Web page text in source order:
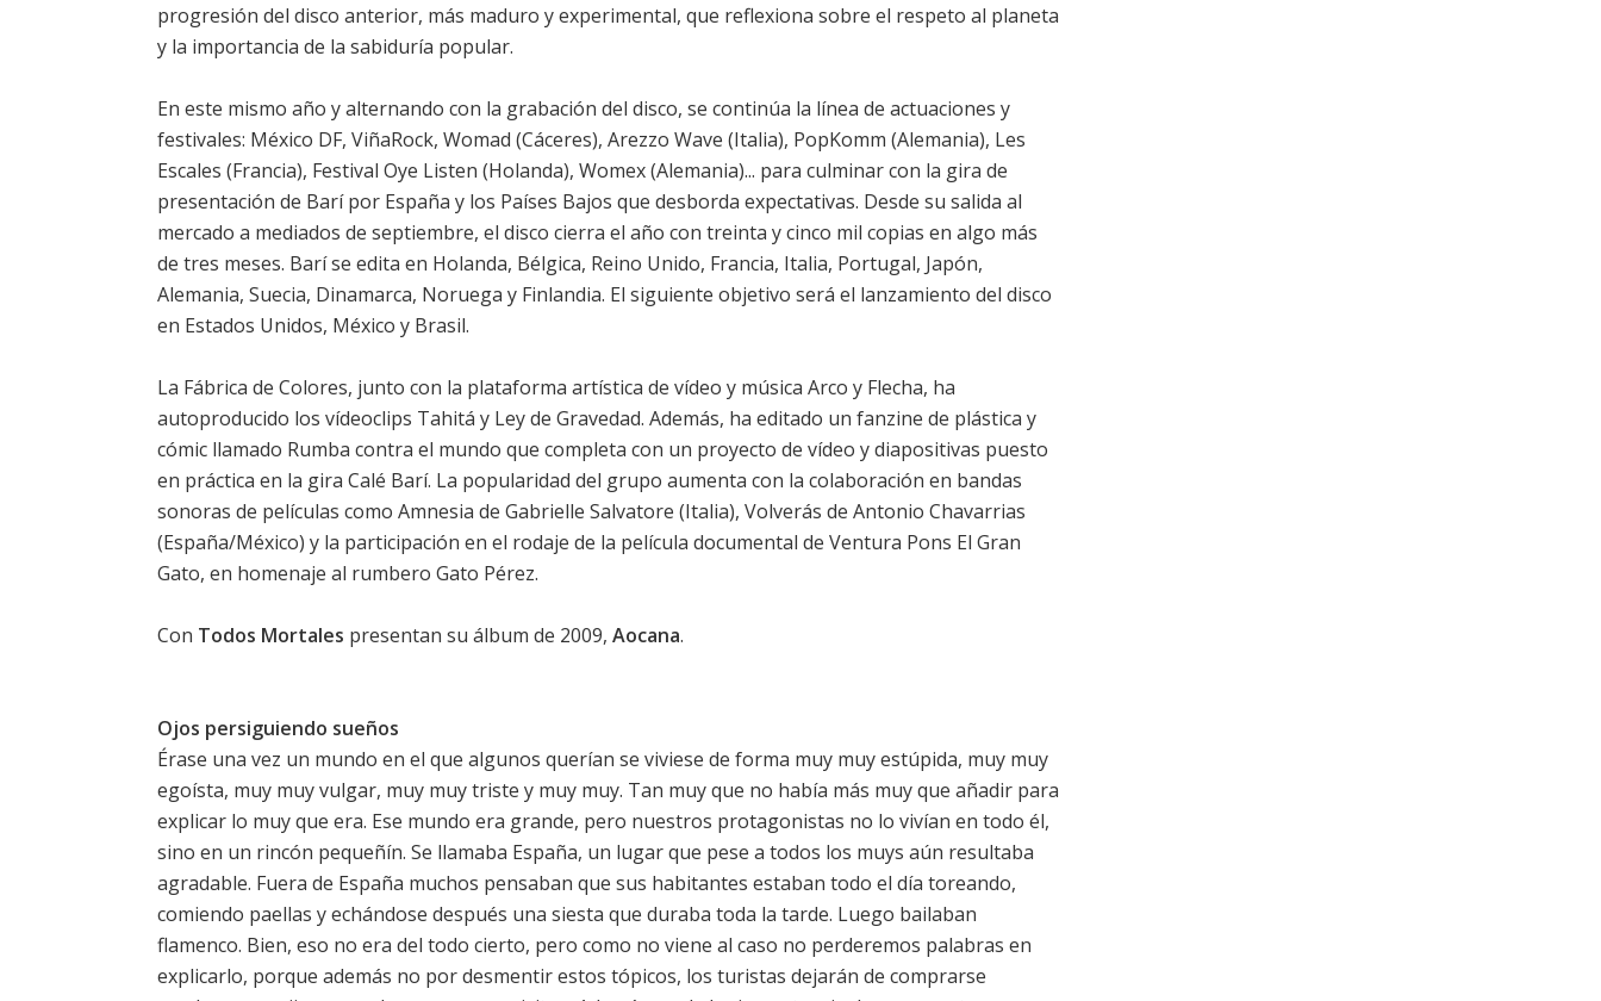
progresión del disco anterior, más maduro y experimental, que reflexiona sobre el respeto al planeta
y la importancia de la sabiduría popular.
En este mismo año y alternando con la grabación del disco, se continúa la línea de actuaciones y
festivales: México DF, ViñaRock, Womad (Cáceres), Arezzo Wave (Italia), PopKomm (Alemania), Les
Escales (Francia), Festival Oye Listen (Holanda), Womex (Alemania)... para culminar con la gira de
presentación de Barí por España y los Países Bajos que desborda expectativas. Desde su salida al
mercado a mediados de septiembre, el disco cierra el año con treinta y cinco mil copias en algo más
de tres meses. Barí se edita en Holanda, Bélgica, Reino Unido, Francia, Italia, Portugal, Japón,
Alemania, Suecia, Dinamarca, Noruega y Finlandia. El siguiente objetivo será el lanzamiento del disco
en Estados Unidos, México y Brasil.
La Fábrica de Colores, junto con la plataforma artística de vídeo y música Arco y Flecha, ha
autoproducido los vídeoclips Tahitá y Ley de Gravedad. Además, ha editado un fanzine de plástica y
cómic llamado Rumba contra el mundo que completa con un proyecto de vídeo y diapositivas puesto
en práctica en la gira Calé Barí. La popularidad del grupo aumenta con la colaboración en bandas
sonoras de películas como Amnesia de Gabrielle Salvatore (Italia), Volverás de Antonio Chavarrias
(España/México) y la participación en el rodaje de la película documental de Ventura Pons El Gran
Gato, en homenaje al rumbero Gato Pérez.
Con Todos Mortales presentan su álbum de 2009, Aocana.
Ojos persiguiendo sueños
Érase una vez un mundo en el que algunos querían se viviese de forma muy muy estúpida, muy muy
egoísta, muy muy vulgar, muy muy triste y muy muy. Tan muy que no había más muy que añadir para
explicar lo muy que era. Ese mundo era grande, pero nuestros protagonistas no lo vivían en todo él,
sino en un rincón pequeñín. Se llamaba España, un lugar que pese a todos los muys aún resultaba
agradable. Fuera de España muchos pensaban que sus habitantes estaban todo el día toreando,
comiendo paellas y echándose después una siesta que duraba toda la tarde. Luego bailaban
flamenco. Bien, eso no era del todo cierto, pero como no viene al caso no perderemos palabras en
explicarlo, porque además no por desmentir estos tópicos, los turistas dejarán de comprarse